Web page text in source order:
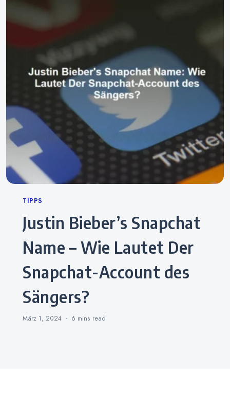
Categories
TIPPS
Justin Bieber’s Snapchat
Name – Wie Lautet Der
Snapchat-Account des
Sängers?
März 1, 2024 6 mins read